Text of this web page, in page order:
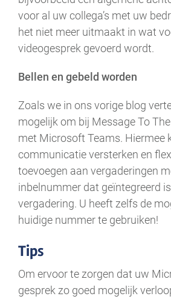
voor al uw collega’s met uw
het niet meer uitmaakt in wat
videogesprek gevoerd wordt.
Bellen en gebeld worden
Zoals we in ons vorige blog
mogelijk om bij Message To
met Microsoft Teams. Hiermee
communicatie versterken en
toevoegen aan vergaderingen
inbelnummer dat geïntegreerd
vergadering. U heeft zelfs de
huidige nummer te gebruiken!
Tips
Om ervoor te zorgen dat uw
gesprek zo goed mogelijk